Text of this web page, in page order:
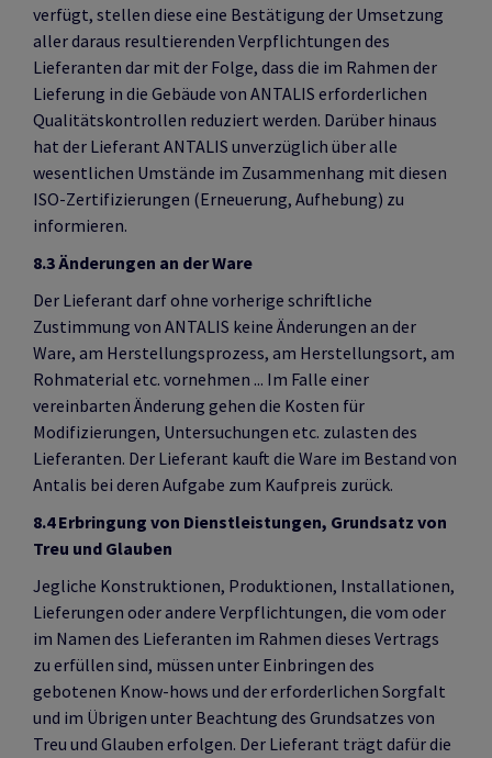
verfügt, stellen diese eine Bestätigung der Umsetzung
aller daraus resultierenden Verpflichtungen des
Lieferanten dar mit der Folge, dass die im Rahmen der
Lieferung in die Gebäude von ANTALIS erforderlichen
Qualitätskontrollen reduziert werden. Darüber hinaus
hat der Lieferant ANTALIS unverzüglich über alle
wesentlichen Umstände im Zusammenhang mit diesen
ISO-Zertifizierungen (Erneuerung, Aufhebung) zu
informieren.
8.3 Änderungen an der Ware
Der Lieferant darf ohne vorherige schriftliche
Zustimmung von ANTALIS keine Änderungen an der
Ware, am Herstellungsprozess, am Herstellungsort, am
Rohmaterial etc. vornehmen ... Im Falle einer
vereinbarten Änderung gehen die Kosten für
Modifizierungen, Untersuchungen etc. zulasten des
Lieferanten. Der Lieferant kauft die Ware im Bestand von
Antalis bei deren Aufgabe zum Kaufpreis zurück.
8.4 Erbringung von Dienstleistungen, Grundsatz von
Treu und Glauben
Jegliche Konstruktionen, Produktionen, Installationen,
Lieferungen oder andere Verpflichtungen, die vom oder
im Namen des Lieferanten im Rahmen dieses Vertrags
zu erfüllen sind, müssen unter Einbringen des
gebotenen Know-hows und der erforderlichen Sorgfalt
und im Übrigen unter Beachtung des Grundsatzes von
Treu und Glauben erfolgen. Der Lieferant trägt dafür die